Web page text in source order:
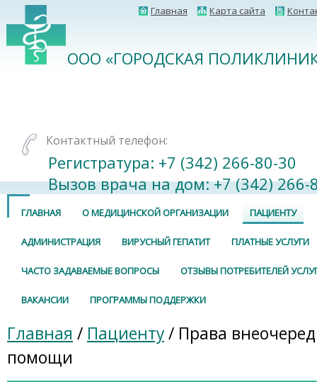
Главная Карта сайта
ООО «ГОРОДСКАЯ
Контактный телефон:
Регистратура: +7 (342) 266-80-
Вызов врача на дом: +7 (342) 266-
ГЛАВНАЯ О МЕДИЦИНСКОЙ ОРГАНИЗАЦИИ ПАЦИЕНТУ
АДМИНИСТРАЦИЯ ВИРУСНЫЙ ГЕПАТИТ ПЛАТНЫЕ УСЛУГИ
ЧАСТО ЗАДАВАЕМЫЕ ВОПРОСЫ ОТЗЫВЫ ПОТРЕБИТЕЛЕЙ
ВАКАНСИИ ПРОГРАММЫ ПОДДЕРЖКИ
Главная / Пациенту/ Права
помощи